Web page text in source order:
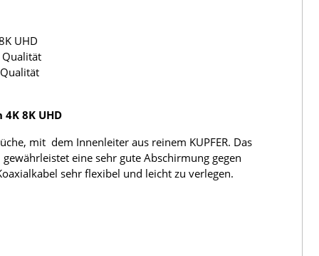
UHD
Qualität
8K UHD
mit dem Innenleiter aus reinem KUPFER. Das
eine sehr gute Abschirmung gegen
sehr flexibel und leicht zu verlegen.